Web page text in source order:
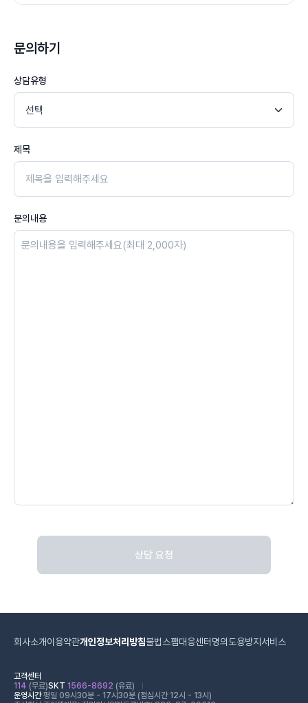
문의하기
상담유형
제목
문의내용
상담 요청
회사소개이용약관개인정보처리방침불법스팸대응센터 명의도용방지서비스
고객센터
114 (무료)SKT 1566-8692 (유료)
운영시간평일 09시30분 - 17시30분 (점심시간 12시 - 13시)